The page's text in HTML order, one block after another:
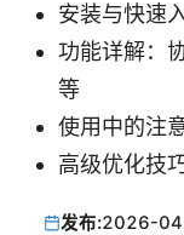
安装与快速
功能详解：
等
使用中的注
高级优化技
发布:2026-